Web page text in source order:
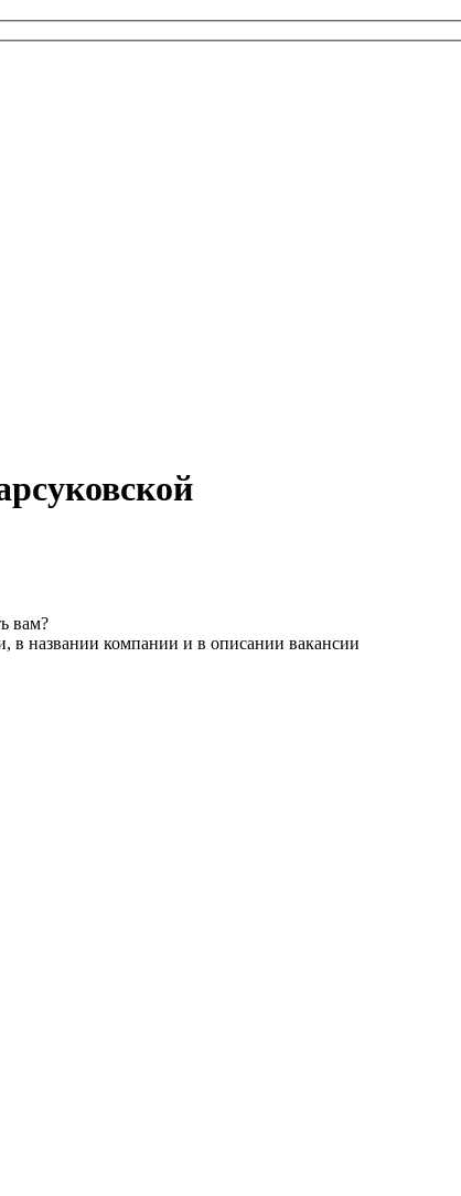
вам?
в названии компании и в описании вакансии